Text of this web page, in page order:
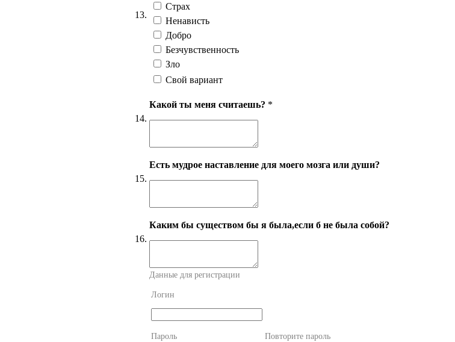
13.
Страх
Ненависть
Добро
Безчувственность
Зло
Свой вариант
14.
Какой ты меня считаешь? *
15.
Есть мудрое наставление для моего мозга или души?
16.
Каким бы существом бы я была,если б не была собой?
Данные для регистрации
Логин
Пароль Повторите пароль